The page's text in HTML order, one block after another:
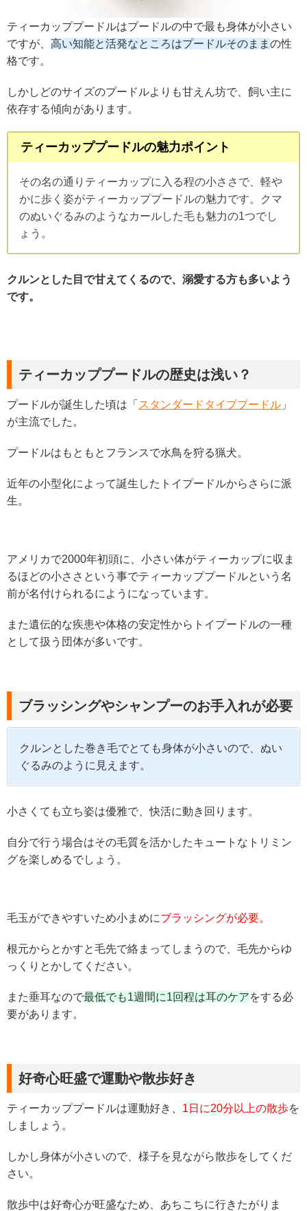
ティーカッププードルはプードルの中で最も身体が小さい
ですが、 高い知能と活発なところはプードルそのまま の性
格です。
しかしどのサイズのプードルよりも甘えん坊で、飼い主に
依存する傾向があります。
ティーカッププードルの魅力ポイント
その名の通りティーカップに入る程の小ささで、軽や
かに歩く姿がティーカッププードルの魅力です。クマ
のぬいぐるみのようなカールした毛も魅力の1つでし
ょう。
クルンとした目で甘えてくるので、溺愛する方も多いよう
です。
ティーカッププードルの歴史は浅い？
プードルが誕生した頃は「 スタンダードタイププードル 」
が主流でした。
プードルはもともとフランスで水鳥を狩る猟犬。
近年の小型化によって誕生したトイプードルからさらに派
生。
アメリカで2000年初頭に、小さい体がティーカップに収ま
るほどの小ささという事でティーカッププードルという名
前が名付けられるにようになっています。
また遺伝的な疾患や体格の安定性からトイプードルの一種
として扱う団体が多いです。
ブラッシングやシャンプーのお手入れが必要
クルンとした巻き毛でとても身体が小さいので、ぬい
ぐるみのように見えます。
小さくても立ち姿は優雅で、快活に動き回ります。
自分で行う場合はその毛質を活かしたキュートなトリミン
グを楽しめるでしょう。
毛玉ができやすいため小まめにブラッシングが必要。
根元からとかすと毛先で絡まってしまうので、毛先からゆ
っくりとかしてください。
また垂耳なので最低でも1週間に1回程は耳のケアをする必
要があります。
好奇心旺盛で運動や散歩好き
ティーカッププードルは運動好き、 1日に20分以上の散歩を
しましょう。
しかし身体が小さいので、様子を見ながら散歩をしてくだ
さい。
散歩中は好奇心が旺盛なため、あちこちに行きたがりま